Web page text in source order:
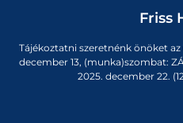
Tájékoztatni szeretnénk önöket
december 13, (munka)szombat: